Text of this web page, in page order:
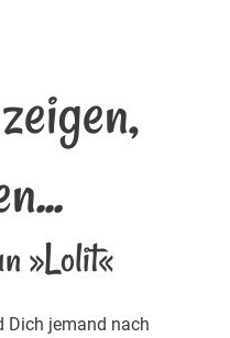
»Lolit«
Dich jemand nach